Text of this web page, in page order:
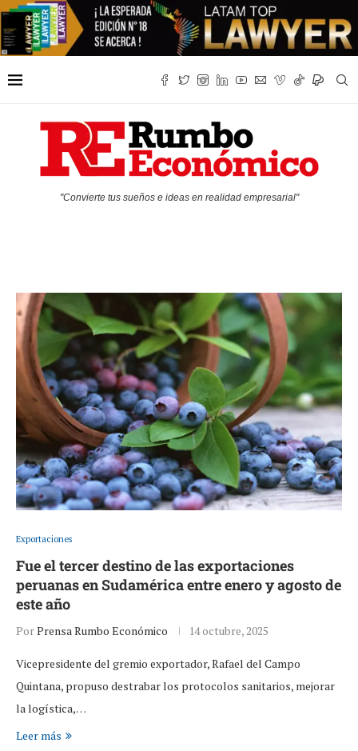
"Convierte tus sueños e ideas en realidad empresarial"
Exportaciones
Fue el tercer destino de las exportaciones
peruanas en Sudamérica entre enero y agosto de
este año
PorPrensa Rumbo Económico 14 octubre, 2025
Vicepresidente del gremio exportador, Rafael del Campo
Quintana, propuso destrabar los protocolos sanitarios, mejorar
la logística,…
Leer más